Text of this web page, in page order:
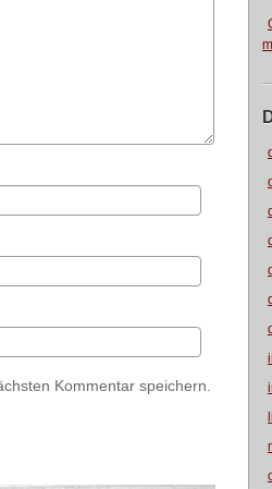
Kommentar speichern.